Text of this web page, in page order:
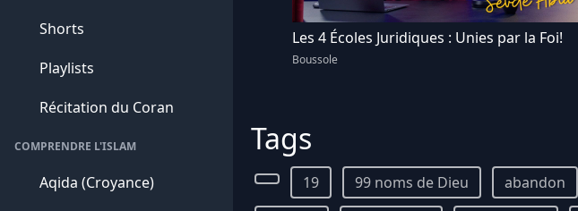
Shorts
Playlists
Récitation du Coran
COMPRENDRE L'ISLAM
Aqida (Croyance)
Les 4 Écoles Juridiques : Unies par la Foi!
Boussole
Tags
19 99 noms de Dieu abandon